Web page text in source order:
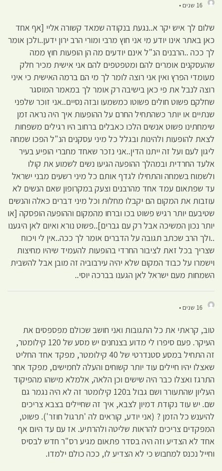
16 שנים •
שלום לך איש יקר א..נגעת בנקודה שמאד קשורה אליי [אף אחד
כאן באתר אינו יודע מי אני חוץ מרבי ומורי הרב ירון ידען..ולכן אומר
לך ככה ..הרבנים הנ"ל אינם יודעים מה הן הופעות חוץ ממה
שהעסקנים אומרים להם ומטפטפים להם אני אישית מכיר חלק
מעומדי הפרץ ואין אני רוצה לומר לך מי הם ברמה האישית כי איני
רוצה לנבל את פי כאן בישיבה רק אומר לך במאמר המוסגר
שחלקם פשוט חולים פשוטו כמשמעו ובזה נסיים..אני זוכר שלפני
שנתיים או יותר כשהתחיל החרם על ההופעות איך היה נראה זמן
שימחתינו פשוט אנשים הלכו כאבלים ברחוב היו רגילים משפחות
לצאת להופעות ולהינות ובגלל כל מיני עסקנים הנ"ל הפכו שמחה
ליגון לעם ועל זה ייתנו הדין..אני נזכר שאחד מחברי הופיע בעיר
אלעד החרדית ובמהלך ההופעה הגיעו נשים לשמוע את קולו
ולשמוח בשמחה והתחילו לגדף אותם כל מיני רשעים מבני ישראל
עד שפתאום עמד אחד מהרבנים וצעק במקרופון שאם הנשים לא
עוזבות את המקום הם יקבלו מחלות וכל מיני דברים כאלה והנשים
שטיבעם יותר רגיש פשוט בכו וברחו מהמקום וההופעה הופסקה [או
יותר נכון המשיכה אבל רק עם גברים]..פשוט נורא ואיום לאן היגענו
..ולך הרב שכתב תגובה על הדברים אומר לך ככה..אין לי ויכוח
שצריך בכל זאת לציבור החרדי בהופעות להעמיד שיהיו מחיצות
וישמרו על כבוד המקום שלא יהיה עירבוביה זה מובן אבל להשבית
השמחות מעם ישראל לאן הגענו בברכה יוסי..
16 שנים •
טוב, קראתי את כל התגובות ואני חושב שכולם מפספסים את
העיקר. פעם סיפרו לי מדוע בצנחנים יש מסע של 120 קילומטר,
זה התחיל במסע סטנדרטי של 40 קילומטר, מפקד אחד החליט
שאצלו יהיו חיילים עוד יותר קשוחים והעלה לחמישים, מפקד אחר
התרגז ואצלו כבר היה שישים וכן הלאה, אלמלא מישהו מהפיקוד
העליון שהתעורר ושם גבול ב120 קילומטר זה לא היה נגמר גם
שם. יש עוד נקודת דמיון לצבא, איך זה שחיילים בצבא צריכים
להיענש כל הזמן ? (אני יודע, קוראים לה 'תרגול חוזר'). פשוט,
המפקדים צריכים להראות שליטה ולהרתיע. אז עם עד היום אף
אחד לא הצדיע וזה היה בסדר פתאום מגיע רס"ר חדש לבסיס
וחייל נכנס למחבוש כי לא הצדיע לו, ככה כולם ילמדו.